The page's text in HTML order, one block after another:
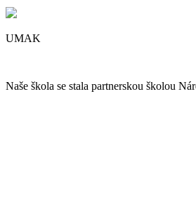
UMAK
Naše škola se stala partnerskou školou